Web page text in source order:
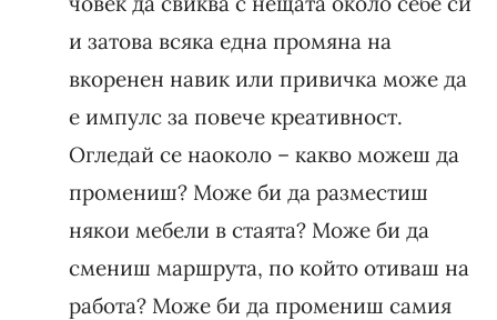
и затова всяка една промяна на
вкоренен навик или привичка може да
е импулс за повече креативност.
Огледай се наоколо – какво можеш да
промениш? Може би да разместиш
някои мебели в стаята? Може би да
смениш маршрута, по който отиваш на
работа? Може би да промениш самия